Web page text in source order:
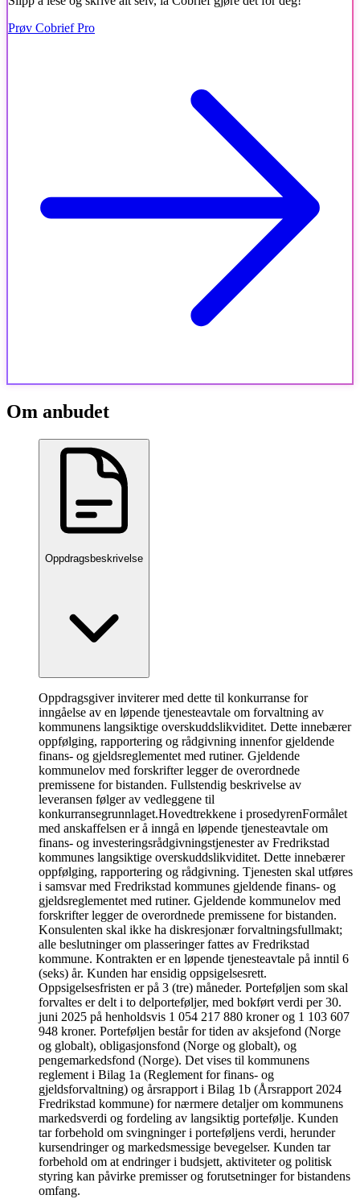
Prøv Cobrief Pro
Om anbudet
Oppdragsbeskrivelse
Oppdragsgiver inviterer med dette til konkurranse for
inngåelse av en løpende tjenesteavtale om forvaltning av
kommunens langsiktige overskuddslikviditet. Dette innebærer
oppfølging, rapportering og rådgivning innenfor gjeldende
finans- og gjeldsreglementet med rutiner. Gjeldende
kommunelov med forskrifter legger de overordnede
premissene for bistanden. Fullstendig beskrivelse av
leveransen følger av vedleggene til
konkurransegrunnlaget.Hovedtrekkene i prosedyrenFormålet
med anskaffelsen er å inngå en løpende tjenesteavtale om
finans- og investeringsrådgivningstjenester av Fredrikstad
kommunes langsiktige overskuddslikviditet. Dette innebærer
oppfølging, rapportering og rådgivning. Tjenesten skal utføres
i samsvar med Fredrikstad kommunes gjeldende finans- og
gjeldsreglementet med rutiner. Gjeldende kommunelov med
forskrifter legger de overordnede premissene for bistanden.
Konsulenten skal ikke ha diskresjonær forvaltningsfullmakt;
alle beslutninger om plasseringer fattes av Fredrikstad
kommune. Kontrakten er en løpende tjenesteavtale på inntil 6
(seks) år. Kunden har ensidig oppsigelsesrett.
Oppsigelsesfristen er på 3 (tre) måneder. Porteføljen som skal
forvaltes er delt i to delporteføljer, med bokført verdi per 30.
juni 2025 på henholdsvis 1 054 217 880 kroner og 1 103 607
948 kroner. Porteføljen består for tiden av aksjefond (Norge
og globalt), obligasjonsfond (Norge og globalt), og
pengemarkedsfond (Norge). Det vises til kommunens
reglement i Bilag 1a (Reglement for finans- og
gjeldsforvaltning) og årsrapport i Bilag 1b (Årsrapport 2024
Fredrikstad kommune) for nærmere detaljer om kommunens
markedsverdi og fordeling av langsiktig portefølje. Kunden
tar forbehold om svingninger i porteføljens verdi, herunder
kursendringer og markedsmessige bevegelser. Kunden tar
forbehold om at endringer i budsjett, aktiviteter og politisk
styring kan påvirke premisser og forutsetninger for bistandens
omfang.